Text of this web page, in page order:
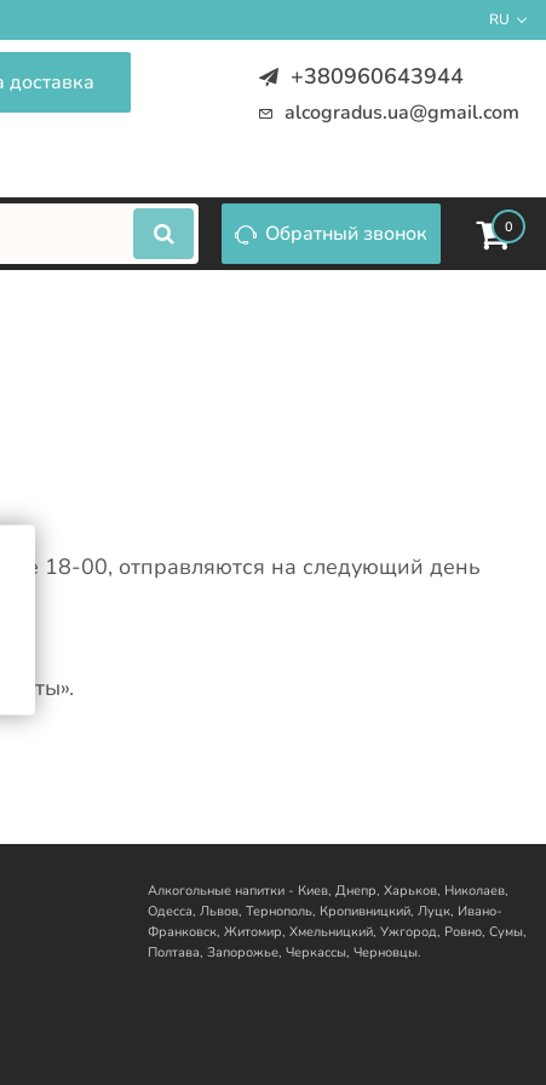
RU
доставка +380960643944
alcogradus.ua@gmail.com
Обратный звонок 0
18-00, отправляются на следующий день
Алкогольные напитки - Киев, Днепр, Харьков, Николаев,
Одесса, Львов, Тернополь, Кропивницкий, Луцк, Ивано-
Франковск, Житомир, Хмельницкий, Ужгород, Ровно, Сумы,
Полтава, Запорожье, Черкассы, Черновцы.